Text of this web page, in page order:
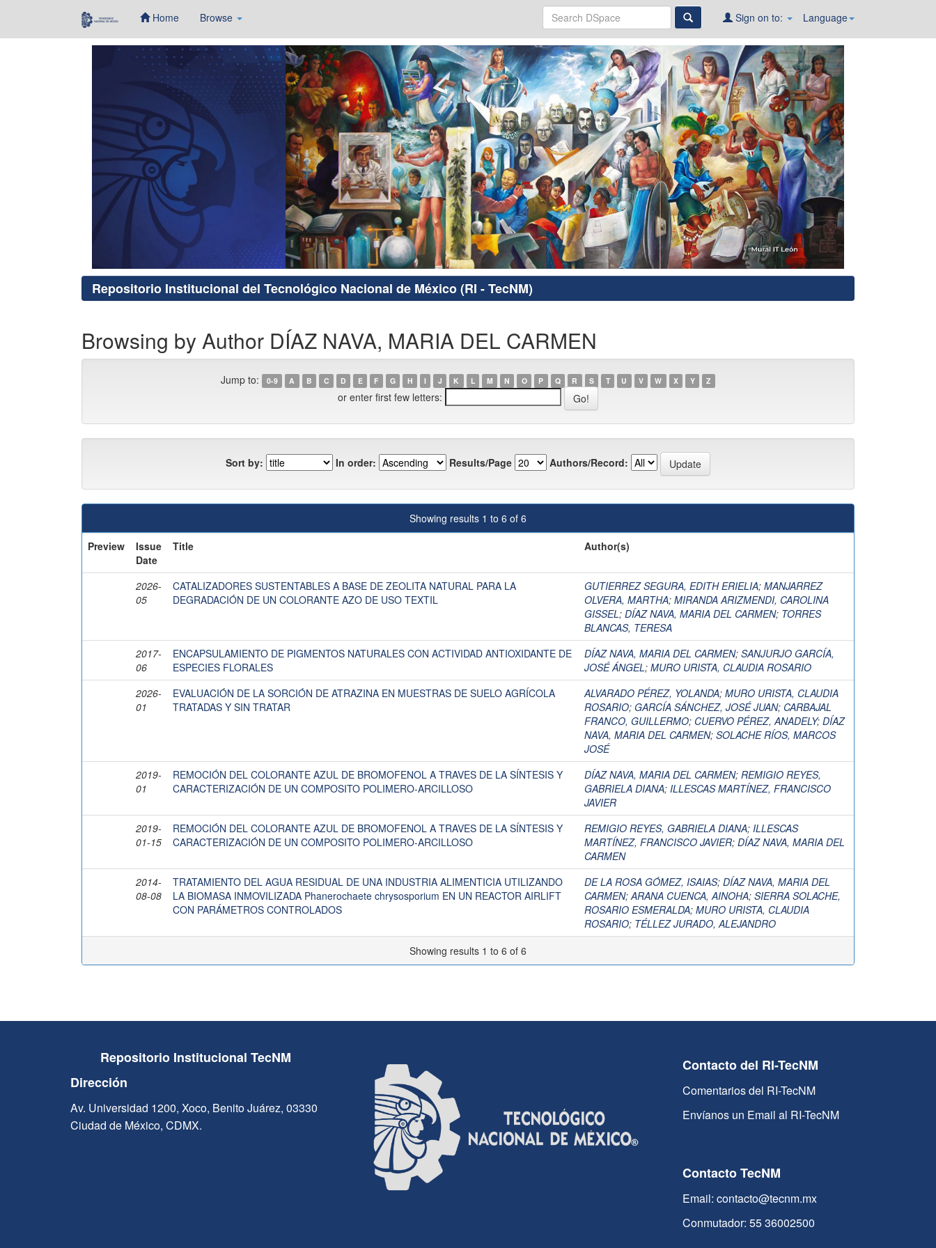
Home Browse Language
Sign on to:
Repositorio Institucional del Tecnológico Nacional de México (RI - TecNM)
Browsing by Author DÍAZ NAVA, MARIA DEL CARMEN
Jump to: 0-9 A B C D E F G H I J K L M N O P Q R S T U V W X Y Z
or enter first few letters:
Sort by: In order: Results/Page Authors/Record:
Showing results 1 to 6 of 6
Preview
Issue
Date
Title Author(s)
2026-
05
CATALIZADORES SUSTENTABLES A BASE DE ZEOLITA NATURAL PARA LA
DEGRADACIÓN DE UN COLORANTE AZO DE USO TEXTIL
GUTIERREZ SEGURA, EDITH ERIELIA; MANJARREZ
OLVERA, MARTHA; MIRANDA ARIZMENDI, CAROLINA
GISSEL; DÍAZ NAVA, MARIA DEL CARMEN; TORRES
BLANCAS, TERESA
2017-
06
ENCAPSULAMIENTO DE PIGMENTOS NATURALES CON ACTIVIDAD ANTIOXIDANTE DE
ESPECIES FLORALES
DÍAZ NAVA, MARIA DEL CARMEN; SANJURJO GARCÍA,
JOSÉ ÁNGEL; MURO URISTA, CLAUDIA ROSARIO
2026-
01
EVALUACIÓN DE LA SORCIÓN DE ATRAZINA EN MUESTRAS DE SUELO AGRÍCOLA
TRATADAS Y SIN TRATAR
ALVARADO PÉREZ, YOLANDA; MURO URISTA, CLAUDIA
ROSARIO; GARCÍA SÁNCHEZ, JOSÉ JUAN; CARBAJAL
FRANCO, GUILLERMO; CUERVO PÉREZ, ANADELY; DÍAZ
NAVA, MARIA DEL CARMEN; SOLACHE RÍOS, MARCOS
JOSÉ
2019-
01
REMOCIÓN DEL COLORANTE AZUL DE BROMOFENOL A TRAVES DE LA SÍNTESIS Y
CARACTERIZACIÓN DE UN COMPOSITO POLIMERO-ARCILLOSO
DÍAZ NAVA, MARIA DEL CARMEN; REMIGIO REYES,
GABRIELA DIANA; ILLESCAS MARTÍNEZ, FRANCISCO
JAVIER
2019-
01-15
REMOCIÓN DEL COLORANTE AZUL DE BROMOFENOL A TRAVES DE LA SÍNTESIS Y
CARACTERIZACIÓN DE UN COMPOSITO POLIMERO-ARCILLOSO
REMIGIO REYES, GABRIELA DIANA; ILLESCAS
MARTÍNEZ, FRANCISCO JAVIER; DÍAZ NAVA, MARIA DEL
CARMEN
2014-
08-08
TRATAMIENTO DEL AGUA RESIDUAL DE UNA INDUSTRIA ALIMENTICIA UTILIZANDO
LA BIOMASA INMOVILIZADA Phanerochaete chrysosporium EN UN REACTOR AIRLIFT
CON PARÁMETROS CONTROLADOS
DE LA ROSA GÓMEZ, ISAIAS; DÍAZ NAVA, MARIA DEL
CARMEN;ARANA CUENCA, AINOHA; SIERRA SOLACHE,
ROSARIO ESMERALDA; MURO URISTA, CLAUDIA
ROSARIO; TÉLLEZ JURADO, ALEJANDRO
Showing results 1 to 6 of 6
Repositorio Institucional TecNM
Dirección
Av. Universidad 1200, Xoco, Benito Juárez, 03330
Ciudad de México, CDMX.
Contacto del RI-TecNM
Comentarios del RI-TecNM
Envíanos un Email al RI-TecNM
Contacto TecNM
Email: contacto@tecnm.mx
Conmutador: 55 36002500